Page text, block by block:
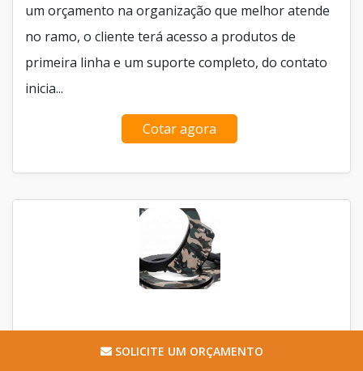
um orçamento na organização que melhor atende
no ramo, o cliente terá acesso a produtos de
primeira linha e um suporte completo, do contato
inicia...
Cotar agora
ALGEMA DE PULSO SELVA COMPRAR
SOLICITE UM ORÇAMENTO